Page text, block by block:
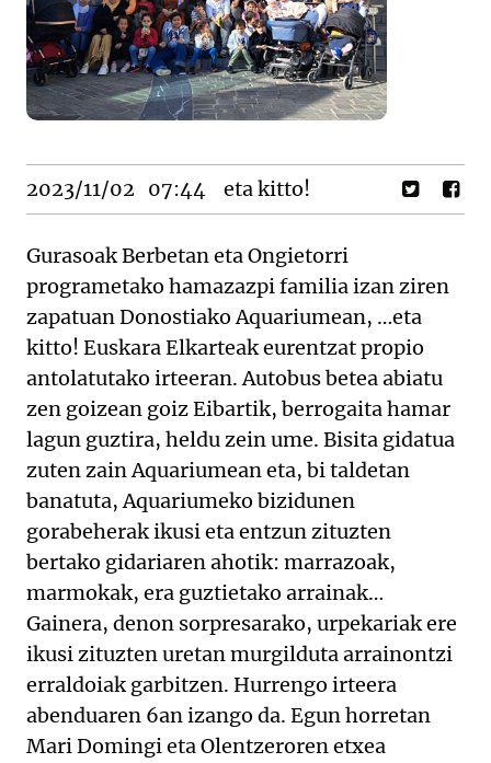
2023/11/02 07:44 eta kitto!
Gurasoak Berbetan eta Ongietorri
programetako hamazazpi familia izan ziren
zapatuan Donostiako Aquariumean, …eta
kitto! Euskara Elkarteak eurentzat propio
antolatutako irteeran. Autobus betea abiatu
zen goizean goiz Eibartik, berrogaita hamar
lagun guztira, heldu zein ume. Bisita gidatua
zuten zain Aquariumean eta, bi taldetan
banatuta, Aquariumeko bizidunen
gorabeherak ikusi eta entzun zituzten
bertako gidariaren ahotik: marrazoak,
marmokak, era guztietako arrainak…
Gainera, denon sorpresarako, urpekariak ere
ikusi zituzten uretan murgilduta arrainontzi
erraldoiak garbitzen. Hurrengo irteera
abenduaren 6an izango da. Egun horretan
Mari Domingi eta Olentzeroren etxea